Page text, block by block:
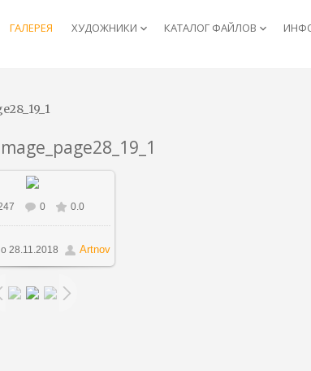
ГАЛЕРЕЯ ХУДОЖНИКИ keyboard_arrow_down КАТАЛОГ ФАЙЛОВ keyboard_arrow_down
реальном размере
/ 456.1Kb
0 0.0
28.11.2018 Artnov